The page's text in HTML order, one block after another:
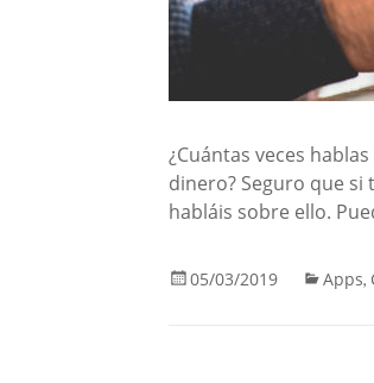
¿Cuántas veces
dinero? Seguro que
habláis sobre ello.
05/03/2019 Apps,